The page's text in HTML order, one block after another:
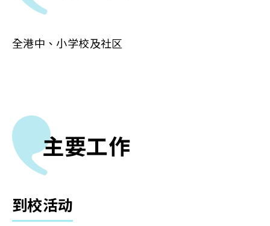
全港中、小学校及社区
主要工作
到校活动